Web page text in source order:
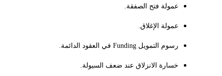
عمولة فتح الصفقة.
عمولة الإغلاق.
رسوم التمويل Funding في العقود الدائمة.
خسارة الانزلاق عند ضعف السيولة.